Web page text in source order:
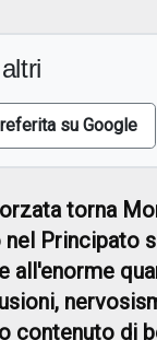
su Google
torna
Principato
all'enorme
contenuto di